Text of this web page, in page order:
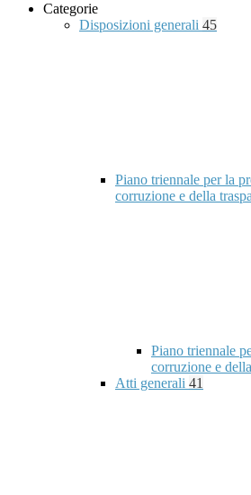
Categorie
Disposizioni generali 45
Piano triennale per la
corruzione e della
Piano triennale
corruzione e
Atti generali 41